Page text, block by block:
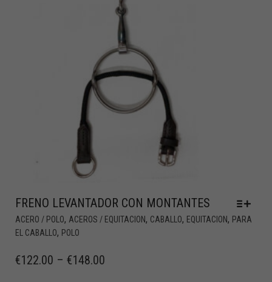
FRENO LEVANTADOR CON MONTANTES
ACERO / POLO, ACEROS / EQUITACION, CABALLO, EQUITACION, PARA
EL CABALLO, POLO
€122.00 – €148.00